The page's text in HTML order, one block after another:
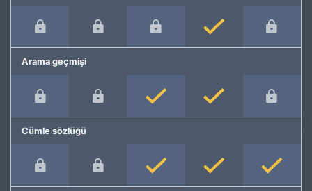
Arama geçmişi
Cümle sözlüğü